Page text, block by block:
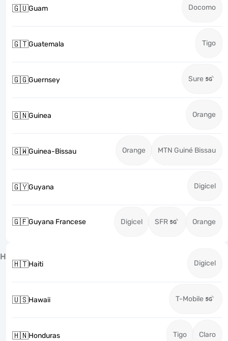
🇬🇺Guam Docomo
🇬🇹Guatemala Tigo
🇬🇬Guernsey Sure
🇬🇳Guinea Orange
🇬🇼Guinea-Bissau Orange MTN Guiné Bissau
🇬🇾Guyana Digicel
🇬🇫Guyana Francese Digicel SFR Orange
H
🇭🇹Haiti Digicel
🇺🇸Hawaii T-Mobile
🇭🇳Honduras Tigo Claro